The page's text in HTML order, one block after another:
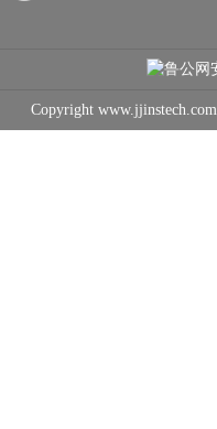
鲁公网
Copyright